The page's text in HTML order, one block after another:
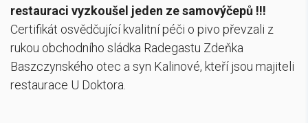
restauraci vyzkoušel jeden ze samovýčepů !!!
Certifikát osvědčující kvalitní péči o pivo převzali z
rukou obchodního sládka Radegastu Zdeňka
Baszczynského otec a syn Kalinové, kteří jsou majiteli
restaurace U Doktora.